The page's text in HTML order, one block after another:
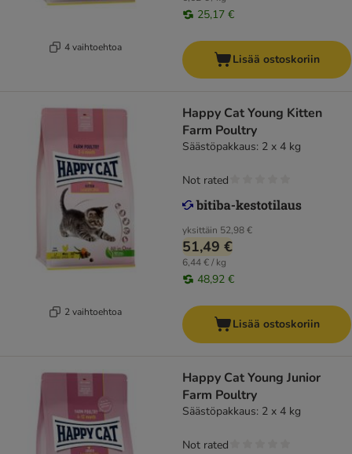
4 vaihtoehtoa
25,17 €
Lisää ostoskoriin
2 vaihtoehtoa
Happy Cat Young Kitten
Farm Poultry
Säästöpakkaus: 2 x 4 kg
yksittäin 52,98 €
51,49 €
6,44 € / kg
48,92 €
Not rated
Lisää ostoskoriin
Happy Cat Young Junior
Farm Poultry
Säästöpakkaus: 2 x 4 kg
Not rated